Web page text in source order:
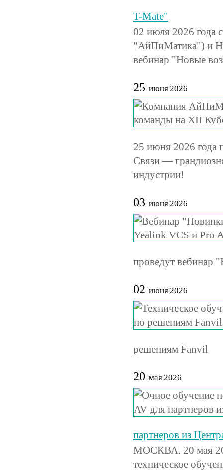
T-Mate"
02 июля 2026
"АйПиМатика") и
вебинар "Новые
25 июня'2026
25 июня 2026 года
Связи —
индустрии!
03 июня'2026
проведут вебинар
02 июня'2026
решениям Fanvil
20 мая'2026
партнеров из
МОСКВА. 20 мая
техническое